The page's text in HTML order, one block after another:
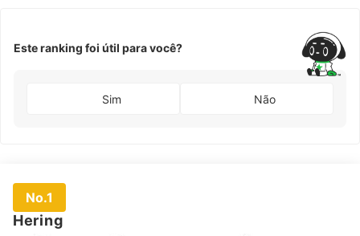
Este ranking foi útil para você?
Sim Não
No.1
Hering